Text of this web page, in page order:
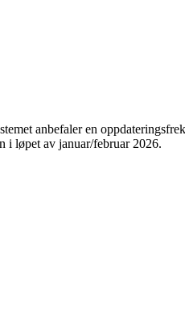
anbefaler en
i løpet av januar/februar 2026.